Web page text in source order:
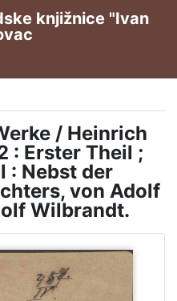
knjižnice "Ivan
/ Heinrich
: Erster Theil ;
: Nebst der
von Adolf
Wilbrandt.